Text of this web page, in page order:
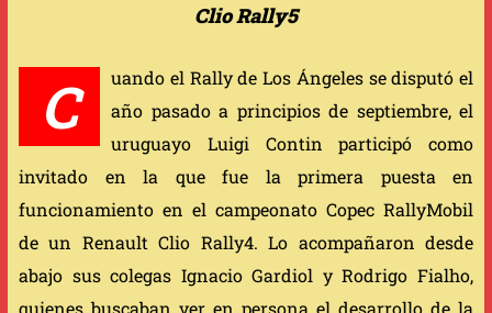
Clio Rally5
C
uando el Rally de Los Ángeles se disputó el
año pasado a principios de septiembre, el
uruguayo Luigi Contin participó como
invitado en la que fue la primera puesta en
funcionamiento en el campeonato Copec RallyMobil
de un Renault Clio Rally4. Lo acompañaron desde
abajo sus colegas Ignacio Gardiol y Rodrigo Fialho,
quienes buscaban ver en persona el desarrollo de la